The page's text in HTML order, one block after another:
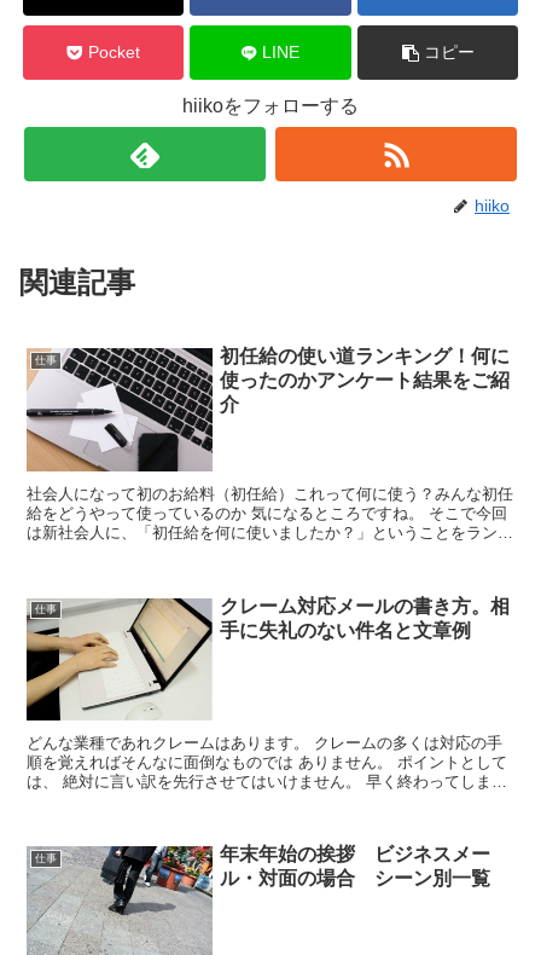
Pocket LINE コピー
hiikoをフォローする
hiiko
関連記事
仕事
初任給の使い道ランキング！何に
使ったのかアンケート結果をご紹
介
社会人になって初のお給料（初任給）これって何に使う？みんな初任
給をどうやって使っているのか 気になるところですね。 そこで今回
は新社会人に、「初任給を何に使いましたか？」ということをランキ
仕事
クレーム対応メールの書き方。相
手に失礼のない件名と文章例
どんな業種であれクレームはあります。 クレームの多くは対応の手
順を覚えればそんなに面倒なものでは ありません。 ポイントとして
は、 絶対に言い訳を先行させてはいけません。 早く終わってしまい
仕事
年末年始の挨拶 ビジネスメー
ル・対面の場合 シーン別一覧